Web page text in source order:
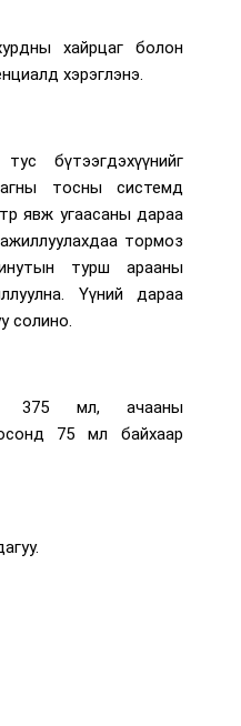
хайрцаг болон
хэрэглэнэ.
бүтээгдэхүүнийг
тосны системд
явж угаасаны дараа
тормоз
турш арааны
Үүний дараа
солино.
375 мл, ачааны
75 мл байхаар